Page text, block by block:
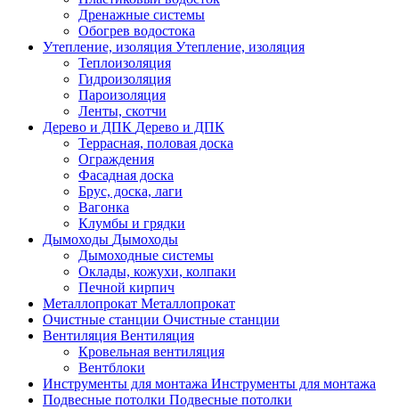
Дренажные системы
Обогрев водостока
Утепление, изоляция Утепление, изоляция
Теплоизоляция
Гидроизоляция
Пароизоляция
Ленты, скотчи
Дерево и ДПК Дерево и ДПК
Террасная, половая доска
Ограждения
Фасадная доска
Брус, доска, лаги
Вагонка
Клумбы и грядки
Дымоходы Дымоходы
Дымоходные системы
Оклады, кожухи, колпаки
Печной кирпич
Металлопрокат Металлопрокат
Очистные станции Очистные станции
Вентиляция Вентиляция
Кровельная вентиляция
Вентблоки
Инструменты для монтажа Инструменты для монтажа
Подвесные потолки Подвесные потолки